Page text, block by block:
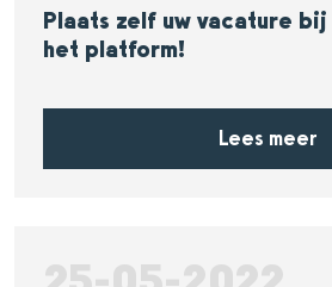
Plaats zelf uw vacature bij
het platform!
Lees meer